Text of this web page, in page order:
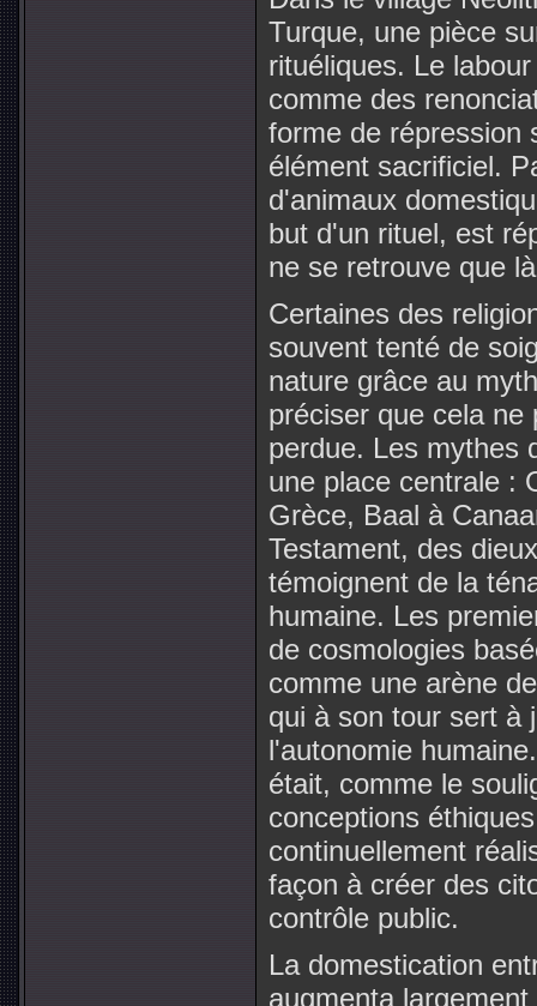
Turque, une pièce
rituéliques. Le
comme des
forme de répression
élément sacrificiel.
d'animaux
but d'un rituel, est
ne se retrouve que
Certaines des
souvent tenté de
nature grâce au
préciser que cela
perdue. Les mythes
une place centrale :
Grèce, Baal à
Testament, des
témoignent de la
humaine. Les
de cosmologies
comme une arène
qui à son tour sert à
l'autonomie
était, comme le
conceptions
continuellement
façon à créer des
contrôle public.
La domestication
augmenta